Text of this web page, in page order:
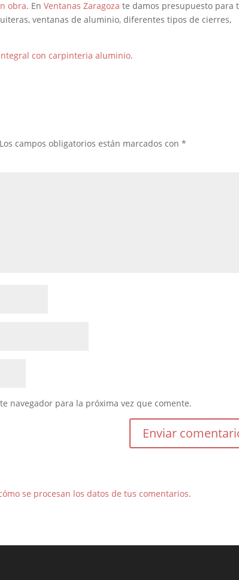
obra. EnVentanas Zaragoza te damos presupuesto para
ventanas de aluminio, diferentes tipos de cierres,
con carpinteria aluminio.
Los campos obligatorios están marcados con*
navegador para la próxima vez que comente.
se procesan los datos de tus comentarios.